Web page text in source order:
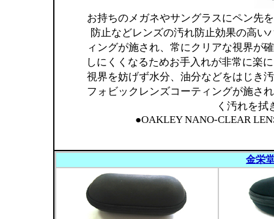
お持ちのメガネやサングラスにペン先
防止などレンズの汚れ防止効果の高
ィングが施され、常にクリアな視界が
しにくくなるためお手入れが非常に楽
視界を妨げず水分、油分などをはじき
フォビックレンズコーティングが施さ
く汚れを拭
●OAKLEY NANO-CLEAR
金栄